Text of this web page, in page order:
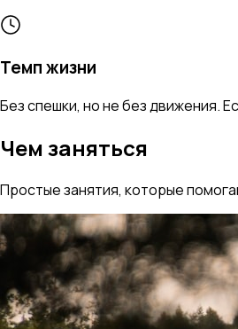
Темп жизни
Без спешки, но не без движения.
Чем заняться
Простые занятия, которые